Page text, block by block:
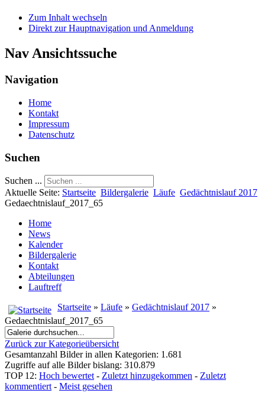
Zum Inhalt wechseln
Direkt zur Hauptnavigation und Anmeldung
Nav Ansichtssuche
Navigation
Home
Kontakt
Impressum
Datenschutz
Suchen
Suchen ...
Aktuelle Seite: Startseite Bildergalerie Läufe Gedächtnislauf 2017
Gedaechtnislauf_2017_65
Home
News
Kalender
Bildergalerie
Kontakt
Abteilungen
Lauftreff
Startseite » Läufe » Gedächtnislauf 2017 »
Gedaechtnislauf_2017_65
Zurück zur Kategorieübersicht
Gesamtanzahl Bilder in allen Kategorien: 1.681
Zugriffe auf alle Bilder bislang: 310.879
TOP 12: Hoch bewertet- Zuletzt hinzugekommen - Zuletzt
kommentiert- Meist gesehen